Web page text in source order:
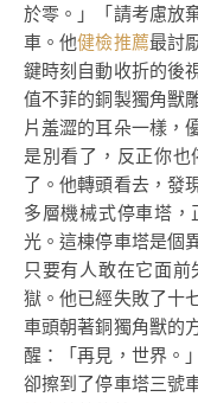
於零。」「請考慮放
車。他健檢推薦最討
鍵時刻自動收折的後
值不菲的銅製獨角獸
片羞澀的耳朵一樣，
是別看了，反正你
了。他轉頭看去，發
多層機械式停車塔
光。這棟停車塔是個
只要有人敢在它面
獄。他已經失敗了十
車頭朝著銅獨角獸的
醒：「再見，世界。
卻擦到了停車塔三號